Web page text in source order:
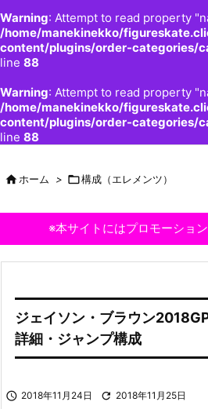
Warning: Attempt to read property
/home/manekinekko/
content/plugins/order-categories/
line 88
Warning: Attempt to read property
/home/manekinekko/
content/plugins/order-categories/
line 88
ホーム > 構成（エレメンツ）
※本サイトにはプロモーショ
ジェイソン・ブラウン
詳細・ジャンプ構成
 2018年11月24日  2018年11月25日